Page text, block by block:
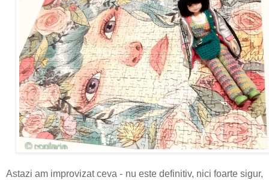
Astazi am improvizat ceva - nu este definitiv, nici foarte sigur,